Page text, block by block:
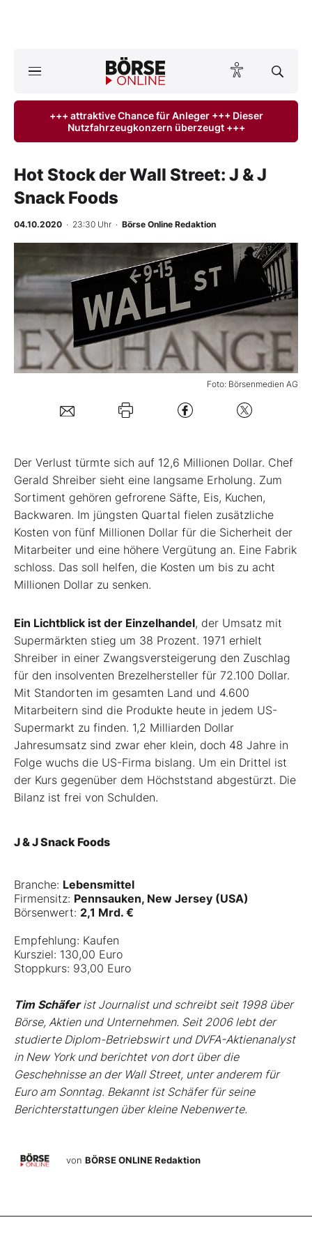
Anlageprodukte
Finanz-Check
Abo & Shop
Experten
Mein B:O
Mein Konto
+++ attraktive Chance für Anleger +++ Dieser
Nutzfahrzeugkonzern überzeugt +++
Hot Stock der Wall Street: J & J
Snack Foods
04.10.2020 · 23:30 Uhr · Börse Online Redaktion
Foto: Börsenmedien AG
Der Verlust türmte sich auf 12,6 Millionen Dollar. Chef
Gerald Shreiber sieht eine langsame Erholung. Zum
Sortiment gehören gefrorene Säfte, Eis, Kuchen,
Backwaren. Im jüngsten Quartal fielen zusätzliche
Kosten von fünf Millionen Dollar für die Sicherheit der
Mitarbeiter und eine höhere Vergütung an. Eine Fabrik
schloss. Das soll helfen, die Kosten um bis zu acht
Millionen Dollar zu senken.
Ein Lichtblick ist der Einzelhandel, der Umsatz mit
Supermärkten stieg um 38 Prozent. 1971 erhielt
Shreiber in einer Zwangsversteigerung den Zuschlag
für den insolventen Brezelhersteller für 72.100 Dollar.
Mit Standorten im gesamten Land und 4.600
Mitarbeitern sind die Produkte heute in jedem US-
Supermarkt zu finden. 1,2 Milliarden Dollar
Jahresumsatz sind zwar eher klein, doch 48 Jahre in
Folge wuchs die US-Firma bislang. Um ein Drittel ist
der Kurs gegenüber dem Höchststand abgestürzt. Die
Bilanz ist frei von Schulden.
J & J Snack Foods
Branche: Lebensmittel
Firmensitz: Pennsauken, New Jersey (USA)
Börsenwert: 2,1 Mrd. €
Empfehlung: Kaufen
Kursziel: 130,00 Euro
Stoppkurs: 93,00 Euro
Tim Schäferist Journalist und schreibt seit 1998 über
Börse, Aktien und Unternehmen. Seit 2006 lebt der
studierte Diplom-Betriebswirt und DVFA-Aktienanalyst
in New York und berichtet von dort über die
Geschehnisse an der Wall Street, unter anderem für
Euro am Sonntag. Bekannt ist Schäfer für seine
Berichterstattungen über kleine Nebenwerte.
von BÖRSE ONLINE Redaktion